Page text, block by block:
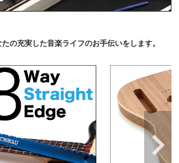
の充実した音楽ライフのお手伝いをします。